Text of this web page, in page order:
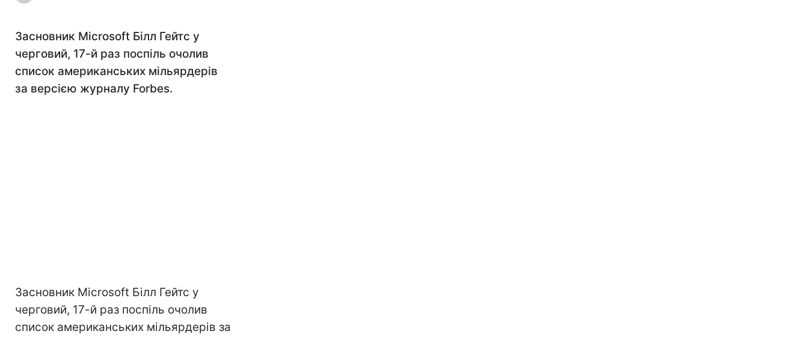
Засновник Microsoft Білл Гейтс у
черговий, 17-й раз поспіль очолив
список американських мільярдерів
за версією журналу Forbes.
Засновник Microsoft Білл Гейтс у
черговий, 17-й раз поспіль очолив
список американських мільярдерів за